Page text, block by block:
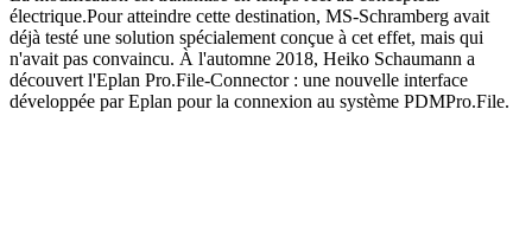
électrique.Pour atteindre cette destination, MS-Schramberg avait
déjà testé une solution spécialement conçue à cet effet, mais qui
n'avait pas convaincu. À l'automne 2018, Heiko Schaumann a
découvert l'Eplan Pro.File-Connector : une nouvelle interface
développée par Eplan pour la connexion au système PDMPro.File.